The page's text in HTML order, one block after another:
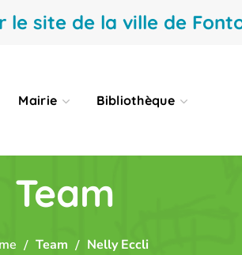
le site de la ville de
Mairie Bibliothèque
Team
Team Nelly Eccli